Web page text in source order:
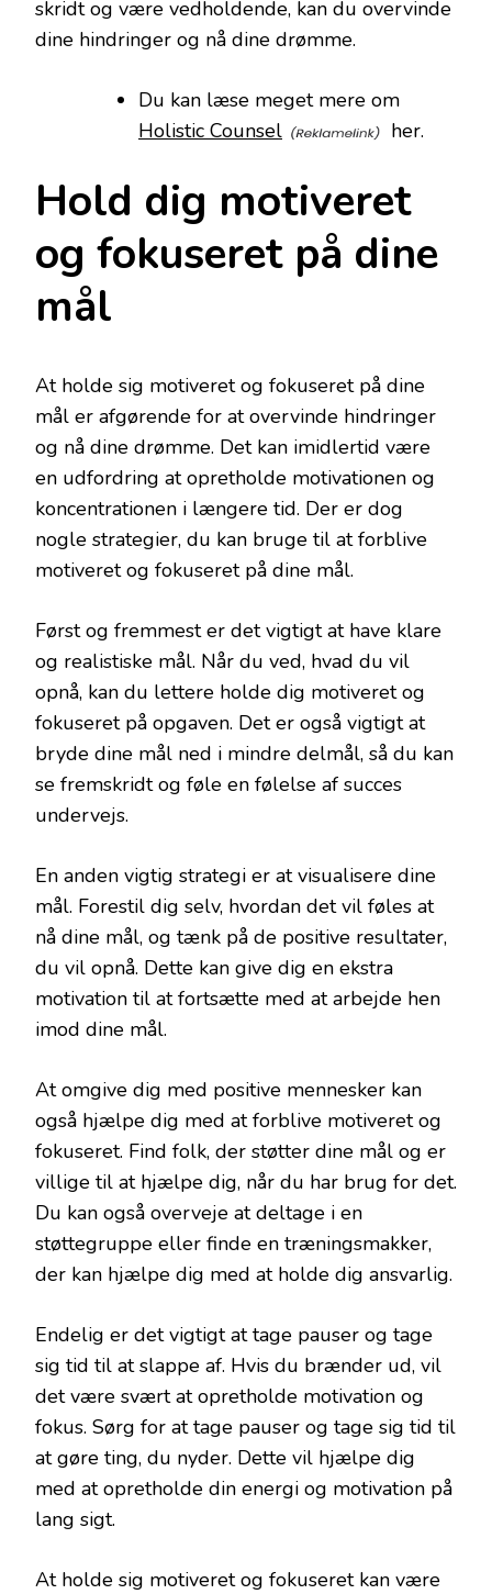
skridt og være vedholdende, kan du overvinde
dine hindringer og nå dine drømme.
Du kan læse meget mere om
Holistic Counsel
her.
Hold dig motiveret
og fokuseret på dine
mål
At holde sig motiveret og fokuseret på dine
mål er afgørende for at overvinde hindringer
og nå dine drømme. Det kan imidlertid være
en udfordring at opretholde motivationen og
koncentrationen i længere tid. Der er dog
nogle strategier, du kan bruge til at forblive
motiveret og fokuseret på dine mål.
Først og fremmest er det vigtigt at have klare
og realistiske mål. Når du ved, hvad du vil
opnå, kan du lettere holde dig motiveret og
fokuseret på opgaven. Det er også vigtigt at
bryde dine mål ned i mindre delmål, så du kan
se fremskridt og føle en følelse af succes
undervejs.
En anden vigtig strategi er at visualisere dine
mål. Forestil dig selv, hvordan det vil føles at
nå dine mål, og tænk på de positive resultater,
du vil opnå. Dette kan give dig en ekstra
motivation til at fortsætte med at arbejde hen
imod dine mål.
At omgive dig med positive mennesker kan
også hjælpe dig med at forblive motiveret og
fokuseret. Find folk, der støtter dine mål og er
villige til at hjælpe dig, når du har brug for det.
Du kan også overveje at deltage i en
støttegruppe eller finde en træningsmakker,
der kan hjælpe dig med at holde dig ansvarlig.
Endelig er det vigtigt at tage pauser og tage
sig tid til at slappe af. Hvis du brænder ud, vil
det være svært at opretholde motivation og
fokus. Sørg for at tage pauser og tage sig tid til
at gøre ting, du nyder. Dette vil hjælpe dig
med at opretholde din energi og motivation på
lang sigt.
At holde sig motiveret og fokuseret kan være